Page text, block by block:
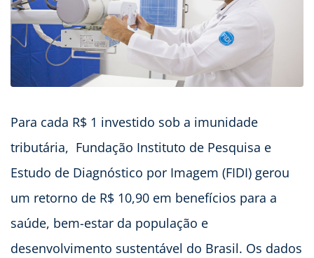
Para cada R$ 1 investido sob a imunidade
tributária, Fundação Instituto de Pesquisa e
Estudo de Diagnóstico por Imagem (FIDI) gerou
um retorno de R$ 10,90 em benefícios para a
saúde, bem-estar da população e
desenvolvimento sustentável do Brasil. Os dados